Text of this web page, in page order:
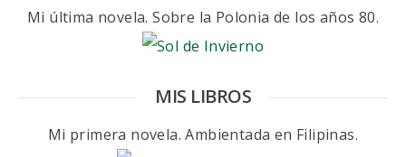
Mi última novela. Sobre la Polonia de los años 80.
MIS LIBROS
Mi primera novela. Ambientada en Filipinas.